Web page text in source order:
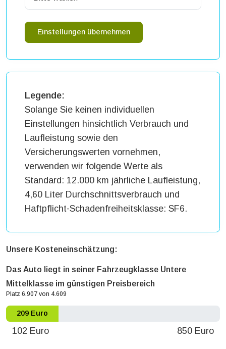
Einstellungen übernehmen
Legende:
Solange Sie keinen individuellen
Einstellungen hinsichtlich Verbrauch und
Laufleistung sowie den
Versicherungswerten vornehmen,
verwenden wir folgende Werte als
Standard: 12.000 km jährliche Laufleistung,
4,60 Liter Durchschnittsverbrauch und
Haftpflicht-Schadenfreiheitsklasse: SF6.
Unsere Kosteneinschätzung:
Das Auto liegt in seiner Fahrzeugklasse Untere
Mittelklasse im günstigen Preisbereich
Platz 6.907 von 4.609
209 Euro
102 Euro 850 Euro